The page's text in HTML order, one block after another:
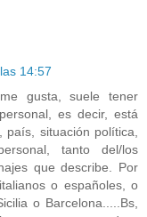
14:57
gusta, suele tener
es decir, está
situación política,
tanto del/los
que describe. Por
o españoles, o
o Barcelona.....Bs,